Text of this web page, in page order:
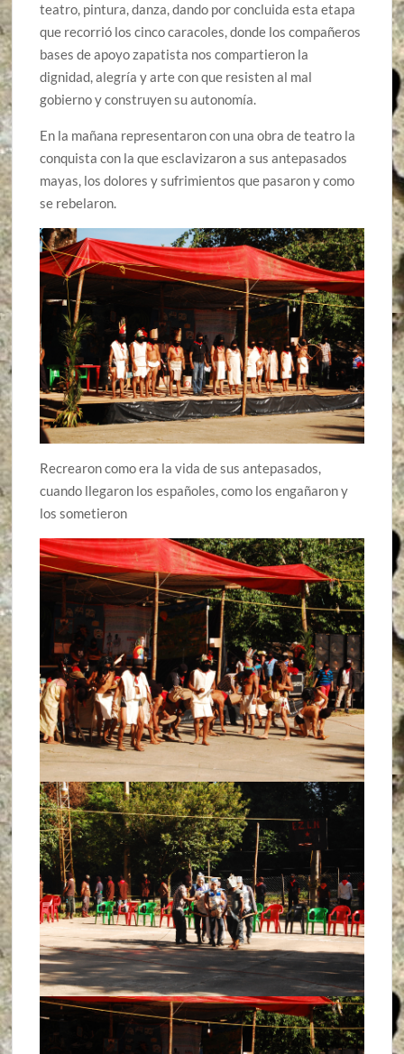
teatro, pintura, danza, dando por concluida esta etapa
que recorrió los cinco caracoles, donde los compañeros
bases de apoyo zapatista nos compartieron la
dignidad, alegría y arte con que resisten al mal
gobierno y construyen su autonomía.
En la mañana representaron con una obra de teatro la
conquista con la que esclavizaron a sus antepasados
mayas, los dolores y sufrimientos que pasaron y como
se rebelaron.
Recrearon como era la vida de sus antepasados,
cuando llegaron los españoles, como los engañaron y
los sometieron